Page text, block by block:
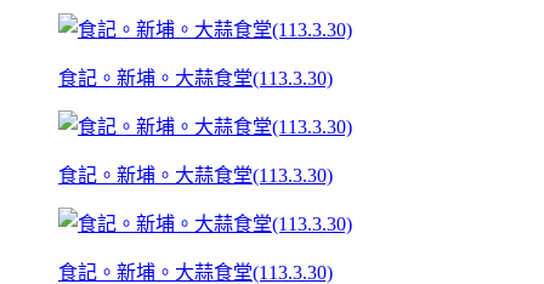
食記。新埔。大蒜食堂(113.3.30)
食記。新埔。大蒜食堂(113.3.30)
食記。新埔。大蒜食堂(113.3.30)